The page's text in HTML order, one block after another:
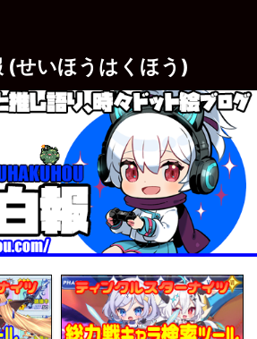
(せいほうはくほう)